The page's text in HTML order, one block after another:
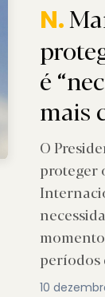
N.
é
mais
O
proteger
períodos
10